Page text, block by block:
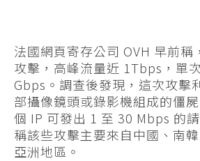
法國網頁寄存公司 OVH 早前稱
攻擊，高峰流量近 1Tbps，單
Gbps。調查後發現，這次攻擊
部攝像鏡頭或錄影機組成的僵
個 IP 可發出 1 至 30 Mbps 的
稱該些攻擊主要來自中國、南
亞洲地區。